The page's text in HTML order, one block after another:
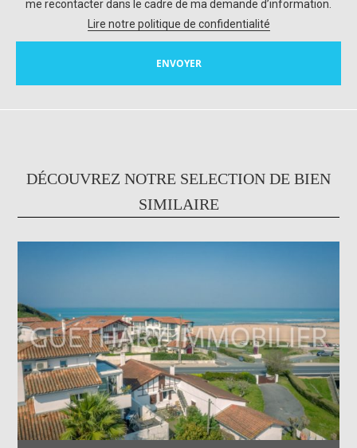
me recontacter dans le cadre de ma demande d’information.
Lire notre politique de confidentialité
DÉCOUVREZ NOTRE SELECTION DE BIEN
SIMILAIRE